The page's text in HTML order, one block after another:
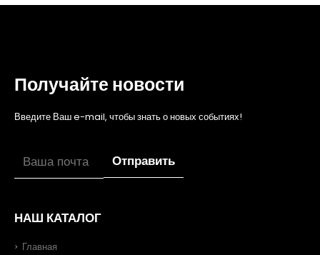
Получайте новости
Введите Ваш e-mail, чтобы знать о новых событиях!
НАШ КАТАЛОГ
Главная